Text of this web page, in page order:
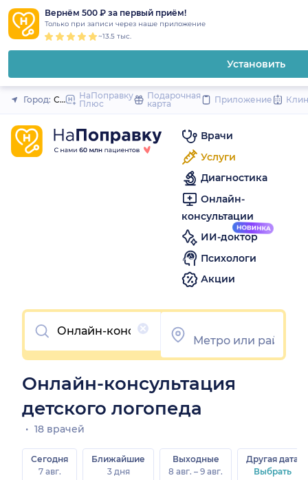
Вернём 500 ₽ за первый приём!
Только при записи через наше приложение
~13.5 тыс.
Установить
Закрыть
Город: Санкт-Петербург
НаПоправку
Плюс
Подарочная
карта
Приложение
Врачи
Услуги
Диагностика
Онлайн-
консультации
ИИ-доктор
Психологи
Акции
Очистить
Онлайн-консультация
детского логопеда
18 врачей
Сегодня
7 авг.
Ближайшие
3 дня
Выходные
8 авг. – 9 авг.
Другая дата
Выбрать